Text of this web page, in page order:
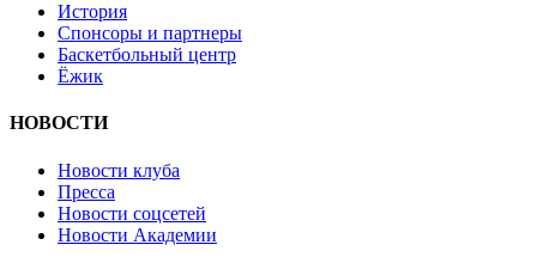
История
Спонсоры и партнеры
Баскетбольный центр
Ёжик
НОВОСТИ
Новости клуба
Пресса
Новости соцсетей
Новости Академии